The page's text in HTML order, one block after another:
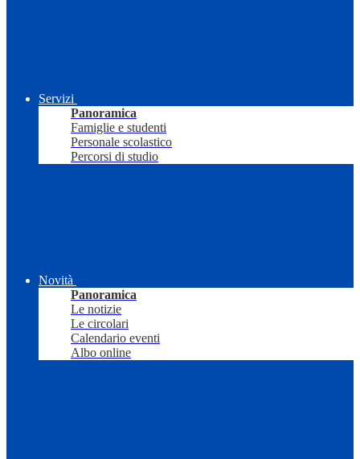
Servizi
Panoramica
Famiglie e studenti
Personale scolastico
Percorsi di studio
Novità
Panoramica
Le notizie
Le circolari
Calendario eventi
Albo online